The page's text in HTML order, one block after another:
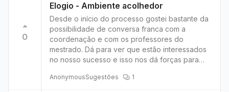
0
Elogio - Ambiente acolhedor
Desde o início do processo gostei bastante da
possibilidade de conversa franca com a
coordenação e com os professores do
mestrado. Dá para ver que estão interessados
no nosso sucesso e isso nos dá forças para
AnonymousSugestões 1